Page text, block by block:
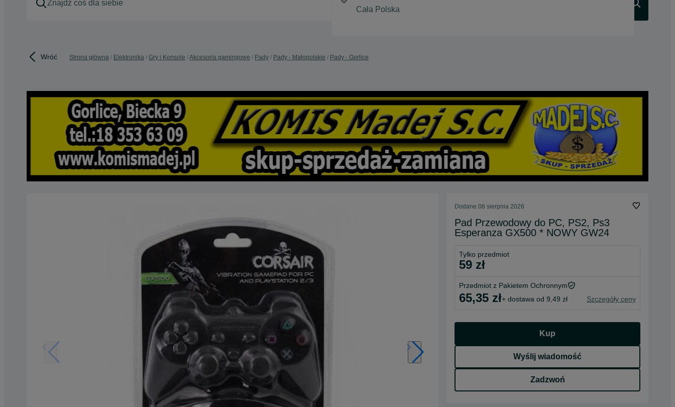
Wróć Strona główna Elektronika Gry i Konsole Akcesoria gamingowe Pady Pady - Małopolskie Pady - Gorlice
Dodane 06 sierpnia 2026
Pad Przewodowy do PC, PS2, Ps3
Esperanza GX500 * NOWY GW24
Tylko przedmiot
59 zł
Przedmiot z Pakietem Ochronnym
65,35 zł+ dostawa od 9,49 zł Szczegóły ceny
Kup
Wyślij wiadomość
Zadzwoń